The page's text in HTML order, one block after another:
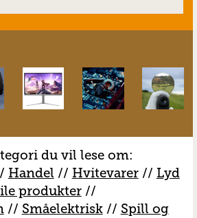
du vil lese om:
Handel // Hvitevarer// Lyd
produkter//
// Småelektrisk// Spill og